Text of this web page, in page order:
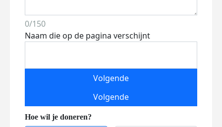
0/150
Naam die op de pagina verschijnt
Volgende
Volgende